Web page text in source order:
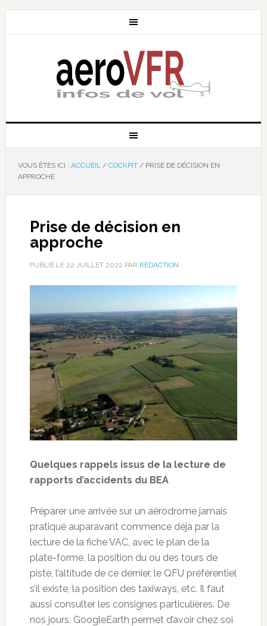
VOUS ÊTES ICI : ACCUEIL / COCKPIT /PRISE DE DÉCISION EN
APPROCHE
Prise de décision en
approche
PUBLIÉ LE 22 JUILLET 2022 PAR RÉDACTION
Quelques rappels issus de la lecture de
rapports d’accidents du BEA
Préparer une arrivée sur un aérodrome jamais
pratiqué auparavant commence déjà par la
lecture de la fiche VAC, avec le plan de la
plate-forme, la position du ou des tours de
piste, l’altitude de ce dernier, le QFU préférentiel
s’il existe, la position des taxiways, etc. Il faut
aussi consulter les consignes particulières. De
nos jours, GoogleEarth permet d’avoir chez soi